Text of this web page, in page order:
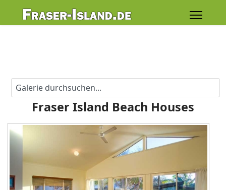
Fraser Island Beach Houses